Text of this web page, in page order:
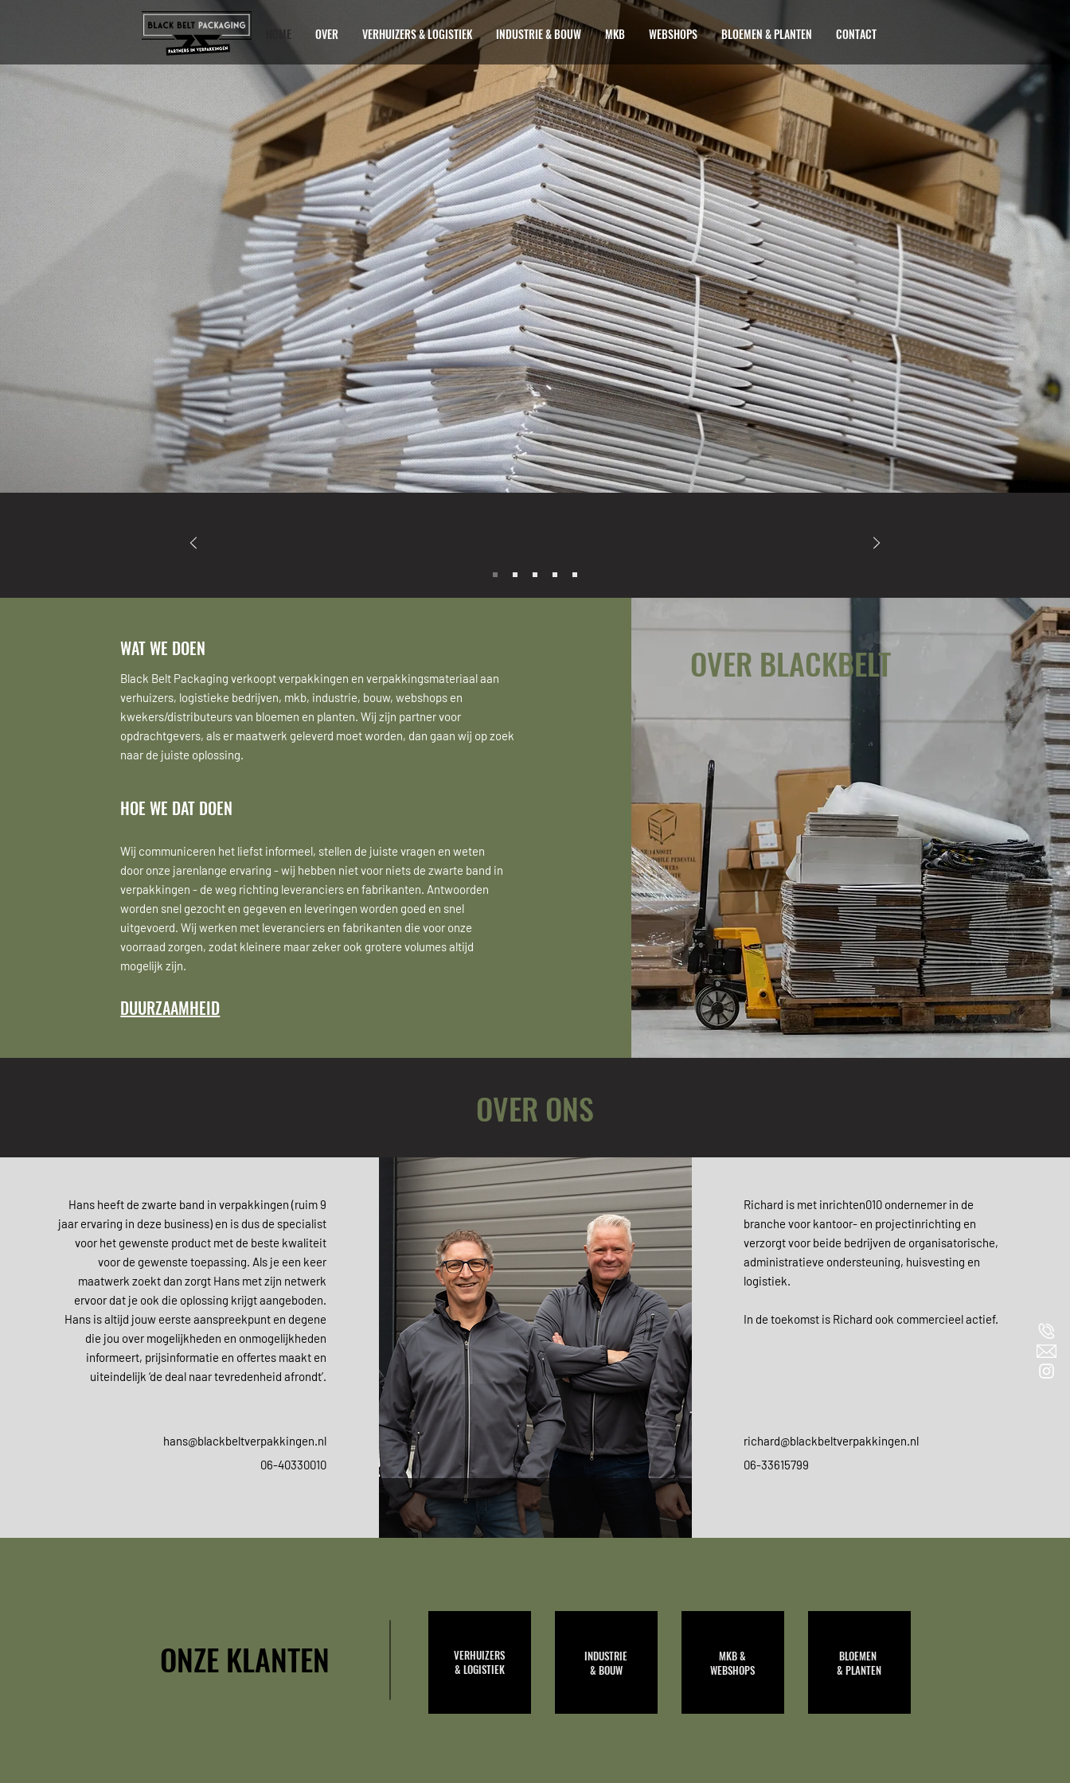
HOME OVER VERHUIZERS & LOGISTIEK INDUSTRIE & BOUW MKB WEBSHOPS BLOEMEN & PLANTEN CONTACT
HOME OVER VERHUIZERS & LOGISTIEK INDUSTRIE & BOUW MKB WEBSHOPS BLOEMEN & PLANTEN CONTACT
WAT WE DOEN
Black Belt Packaging verkoopt verpakkingen en verpakkingsmateriaal aan
verhuizers, logistieke bedrijven, mkb, industrie, bouw, webshops en
kwekers/distributeurs van bloemen en planten. Wij zijn partner voor
opdrachtgevers, als er maatwerk geleverd moet worden, dan gaan wij op zoek
naar de juiste oplossing.
HOE WE DAT DOEN
Wij communiceren het liefst informeel, stellen de juiste vragen en weten
door onze jarenlange ervaring - wij hebben niet voor niets de zwarte band in
verpakkingen - de weg richting leveranciers en fabrikanten. Antwoorden
worden snel gezocht en gegeven en leveringen worden goed en snel
uitgevoerd. Wij werken met leveranciers en fabrikanten die voor onze
voorraad zorgen, zodat kleinere maar zeker ook grotere volumes altijd
mogelijk zijn.
DUURZAAMHEID
OVER BLACKBELT
OVER ONS
Hans heeft de zwarte band in verpakkingen (ruim 9
jaar ervaring in deze business) en is dus de specialist
voor het gewenste product met de beste kwaliteit
voor de gewenste toepassing. Als je een keer
maatwerk zoekt dan zorgt Hans met zijn netwerk
ervoor dat je ook die oplossing krijgt aangeboden.
Hans is altijd jouw eerste aanspreekpunt en degene
die jou over mogelijkheden en onmogelijkheden
informeert, prijsinformatie en offertes maakt en
uiteindelijk ‘de deal naar tevredenheid afrondt’.
hans@blackbeltverpakkingen.nl
06-40330010
RICHARD
HANS
Richard is met inrichten010 ondernemer in de
branche voor kantoor- en projectinrichting en
verzorgt voor beide bedrijven de organisatorische,
administratieve ondersteuning, huisvesting en
logistiek.
In de toekomst is Richard ook commercieel actief.
richard@blackbeltverpakkingen.nl
06-33615799
ONZE KLANTEN
VERHUIZERS
& LOGISTIEK
INDUSTRIE
& BOUW
MKB&
WEBSHOPS
BLOEMEN
& PLANTEN